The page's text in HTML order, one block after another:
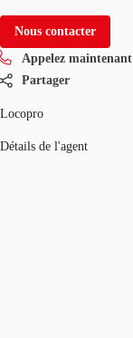
Nous contacter
Appelez maintenant
Partager
Locopro
Détails de l'agent